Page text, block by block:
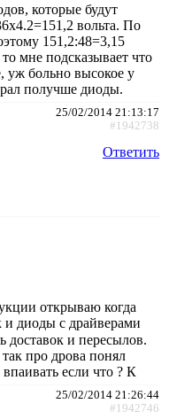
которые будут
вольта. По
151,2:48=3,15
мне подсказывает что
уж больно высокое у
получше диоды.
25/02/2014 21:13:17
#1942738
Ответить
открываю когда
и диоды с драйверами
доставок и пересылов.
про дрова понял
впаивать если что ? К
25/02/2014 21:26:44
#1942746